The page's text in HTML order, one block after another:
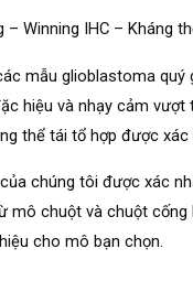
– Winning IHC – Kháng
mẫu glioblastoma
hiệu và nhạy cảm
thể tái tổ hợp được
chúng tôi được xác
mô chuột và chuột
cho mô bạn chọn.